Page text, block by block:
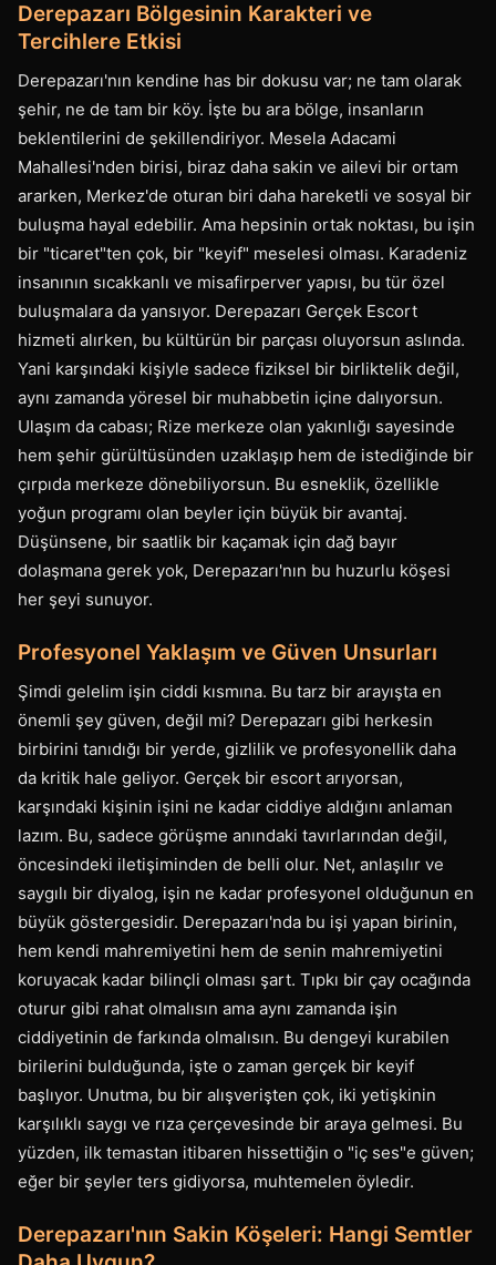
Derepazarı Bölgesinin Karakteri ve
Tercihlere Etkisi
Derepazarı'nın kendine has bir dokusu var; ne tam olarak
şehir, ne de tam bir köy. İşte bu ara bölge, insanların
beklentilerini de şekillendiriyor. Mesela Adacami
Mahallesi'nden birisi, biraz daha sakin ve ailevi bir ortam
ararken, Merkez'de oturan biri daha hareketli ve sosyal bir
buluşma hayal edebilir. Ama hepsinin ortak noktası, bu işin
bir "ticaret"ten çok, bir "keyif" meselesi olması. Karadeniz
insanının sıcakkanlı ve misafirperver yapısı, bu tür özel
buluşmalara da yansıyor. Derepazarı Gerçek Escort
hizmeti alırken, bu kültürün bir parçası oluyorsun aslında.
Yani karşındaki kişiyle sadece fiziksel bir birliktelik değil,
aynı zamanda yöresel bir muhabbetin içine dalıyorsun.
Ulaşım da cabası; Rize merkeze olan yakınlığı sayesinde
hem şehir gürültüsünden uzaklaşıp hem de istediğinde bir
çırpıda merkeze dönebiliyorsun. Bu esneklik, özellikle
yoğun programı olan beyler için büyük bir avantaj.
Düşünsene, bir saatlik bir kaçamak için dağ bayır
dolaşmana gerek yok, Derepazarı'nın bu huzurlu köşesi
her şeyi sunuyor.
Profesyonel Yaklaşım ve Güven Unsurları
Şimdi gelelim işin ciddi kısmına. Bu tarz bir arayışta en
önemli şey güven, değil mi? Derepazarı gibi herkesin
birbirini tanıdığı bir yerde, gizlilik ve profesyonellik daha
da kritik hale geliyor. Gerçek bir escort arıyorsan,
karşındaki kişinin işini ne kadar ciddiye aldığını anlaman
lazım. Bu, sadece görüşme anındaki tavırlarından değil,
öncesindeki iletişiminden de belli olur. Net, anlaşılır ve
saygılı bir diyalog, işin ne kadar profesyonel olduğunun en
büyük göstergesidir. Derepazarı'nda bu işi yapan birinin,
hem kendi mahremiyetini hem de senin mahremiyetini
koruyacak kadar bilinçli olması şart. Tıpkı bir çay ocağında
oturur gibi rahat olmalısın ama aynı zamanda işin
ciddiyetinin de farkında olmalısın. Bu dengeyi kurabilen
birilerini bulduğunda, işte o zaman gerçek bir keyif
başlıyor. Unutma, bu bir alışverişten çok, iki yetişkinin
karşılıklı saygı ve rıza çerçevesinde bir araya gelmesi. Bu
yüzden, ilk temastan itibaren hissettiğin o "iç ses"e güven;
eğer bir şeyler ters gidiyorsa, muhtemelen öyledir.
Derepazarı'nın Sakin Köşeleri: Hangi Semtler